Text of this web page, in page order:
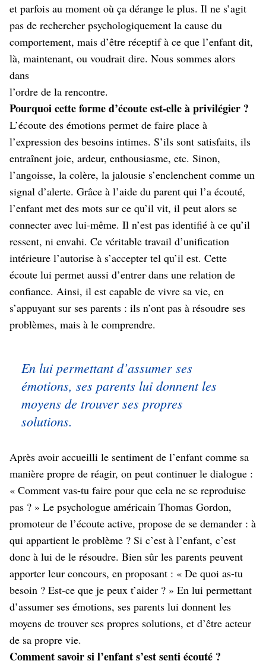
et parfois au moment où ça dérange le plus. Il ne s’agit
pas de rechercher psychologiquement la cause du
comportement, mais d’être réceptif à ce que l’enfant dit,
là, maintenant, ou voudrait dire. Nous sommes alors
dans
l’ordre de la rencontre.
Pourquoi cette forme d’écoute est-elle à privilégier ?
L’écoute des émotions permet de faire place à
l’expression des besoins intimes. S’ils sont satisfaits, ils
entraînent joie, ardeur, enthousiasme, etc. Sinon,
l’angoisse, la colère, la jalousie s’enclenchent comme un
signal d’alerte. Grâce à l’aide du parent qui l’a écouté,
l’enfant met des mots sur ce qu’il vit, il peut alors se
connecter avec lui-même. Il n’est pas identifié à ce qu’il
ressent, ni envahi. Ce véritable travail d’unification
intérieure l’autorise à s’accepter tel qu’il est. Cette
écoute lui permet aussi d’entrer dans une relation de
confiance. Ainsi, il est capable de vivre sa vie, en
s’appuyant sur ses parents : ils n’ont pas à résoudre ses
problèmes, mais à le comprendre.
En lui permettant d’assumer ses
émotions, ses parents lui donnent les
moyens de trouver ses propres
solutions.
Après avoir accueilli le sentiment de l’enfant comme sa
manière propre de réagir, on peut continuer le dialogue :
« Comment vas-tu faire pour que cela ne se reproduise
pas ? » Le psychologue américain Thomas Gordon,
promoteur de l’écoute active, propose de se demander : à
qui appartient le problème ? Si c’est à l’enfant, c’est
donc à lui de le résoudre. Bien sûr les parents peuvent
apporter leur concours, en proposant : « De quoi as-tu
besoin ? Est-ce que je peux t’aider ? » En lui permettant
d’assumer ses émotions, ses parents lui donnent les
moyens de trouver ses propres solutions, et d’être acteur
de sa propre vie.
Comment savoir si l’enfant s’est senti écouté ?